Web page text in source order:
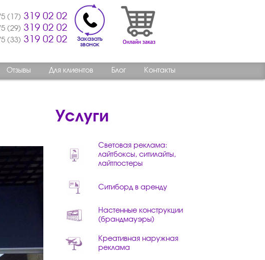
(17) 319 02 02
(29) 319 02 02
(33) 319 02 02
Заказать
звонок
Отзывы Для клиентов Блог Контакты
Услуги
Световая реклама:
лайтбоксы, ситилайты,
лайтпостеры
Ситиборд в аренду
Настенные конструкции
(брандмауэры)
Креативная наружная
реклама